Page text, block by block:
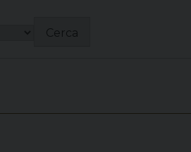
Cerca